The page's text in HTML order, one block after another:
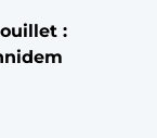
: